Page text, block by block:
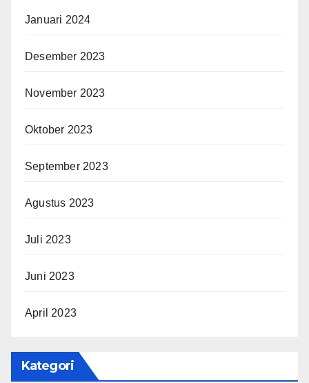
Januari 2024
Desember 2023
November 2023
Oktober 2023
September 2023
Agustus 2023
Juli 2023
Juni 2023
April 2023
Kategori